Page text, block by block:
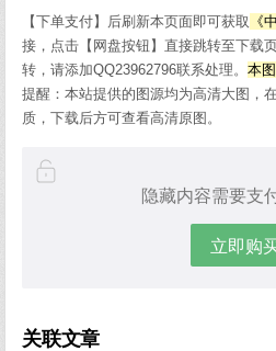
【下单支付】后刷新本页面即可获取 《
接，点击【网盘按钮】直接跳转至下载
转，请添加QQ23962796联系处理。本
提醒：本站提供的图源均为高清大图，
质，下载后方可查看高清原图。
隐藏内容需要支
立即购
关联文章